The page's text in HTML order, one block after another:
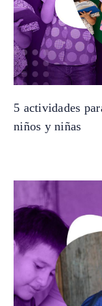
5 actividades
niños y niñas